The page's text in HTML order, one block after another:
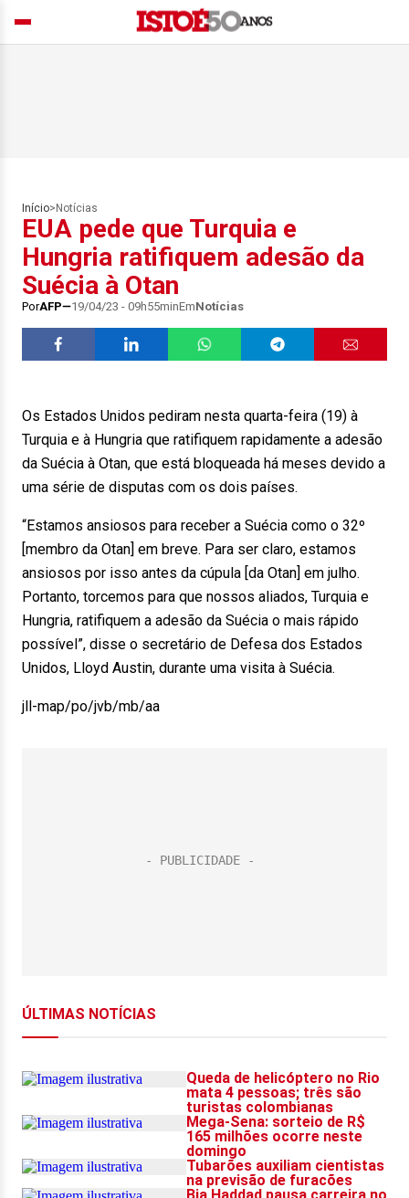
Início> Notícias
EUA pede que Turquia e
Hungria ratifiquem adesão da
Suécia à Otan
PorAFP 19/04/23 - 09h55minEmNotícias
Os Estados Unidos pediram nesta quarta-feira (19) à
Turquia e à Hungria que ratifiquem rapidamente a adesão
da Suécia à Otan, que está bloqueada há meses devido a
uma série de disputas com os dois países.
“Estamos ansiosos para receber a Suécia como o 32º
[membro da Otan] em breve. Para ser claro, estamos
ansiosos por isso antes da cúpula [da Otan] em julho.
Portanto, torcemos para que nossos aliados, Turquia e
Hungria, ratifiquem a adesão da Suécia o mais rápido
possível”, disse o secretário de Defesa dos Estados
Unidos, Lloyd Austin, durante uma visita à Suécia.
jll-map/po/jvb/mb/aa